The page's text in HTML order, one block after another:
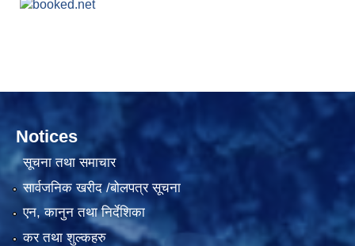
Notices
सूचना तथा समाचार
सार्वजनिक खरीद /बोलपत्र सूचना
एन, कानुन तथा निर्देशिका
कर तथा शुल्कहरु